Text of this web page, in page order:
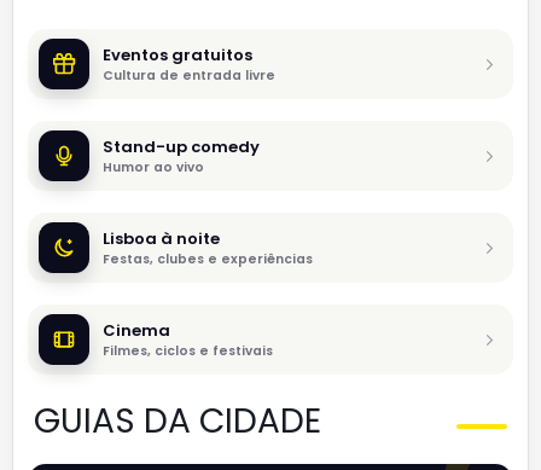
Eventos gratuitos
Cultura de entrada livre
Stand-up comedy
Humor ao vivo
Lisboa à noite
Festas, clubes e experiências
Cinema
Filmes, ciclos e festivais
GUIAS DA CIDADE